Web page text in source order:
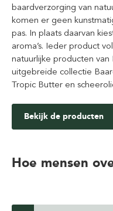
baardverzorging van
komen er geen
pas. In plaats daarvan
aroma’s. Ieder product
natuurlijke producten
uitgebreide collectie
Tropic Butter en
Bekijk de producten
Hoe mensen